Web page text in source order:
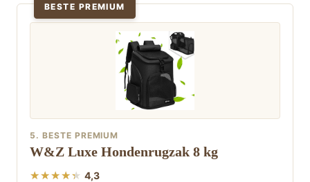
BESTE PREMIUM
5. BESTE PREMIUM
W&Z Luxe Hondenrugzak 8 kg
4,3